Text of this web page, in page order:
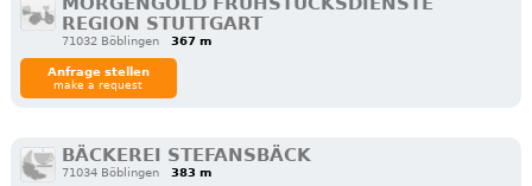
REGION STUTTGART
71032 Böblingen 367 m
Anfrage stellen
make a request
BÄCKEREI STEFANSBÄCK
71034 Böblingen 383 m